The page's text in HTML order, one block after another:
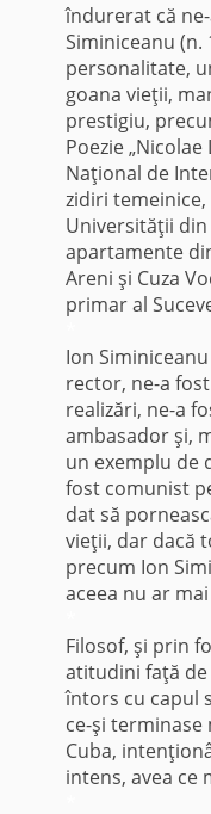
îndurerat că
Siminiceanu (n.
personalitate,
goana vieţii,
prestigiu,
Poezie
Naţional de
zidiri
Universităţii din
apartamente
Areni şi Cuza
primar al
Ion
rector, ne-a
realizări, ne-a
ambasador şi,
un exemplu de
fost comunist
dat să
vieţii, dar dacă
precum Ion
aceea nu ar
Filosof, şi prin
atitudini faţă de
întors cu capul
ce-şi
Cuba,
intens, avea ce